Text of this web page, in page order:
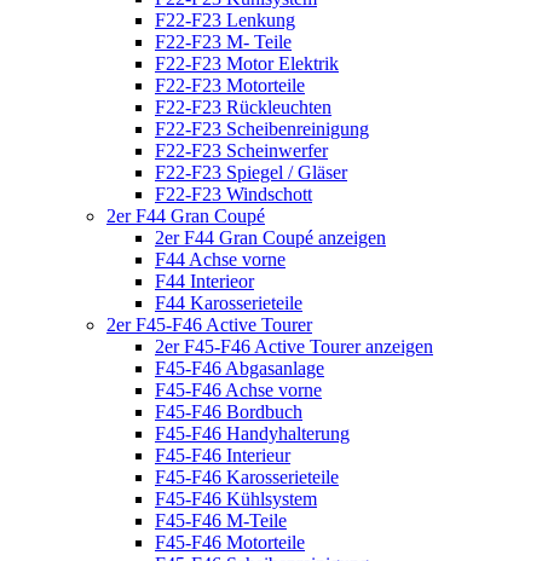
F22-F23 Lenkung
F22-F23 M- Teile
F22-F23 Motor Elektrik
F22-F23 Motorteile
F22-F23 Rückleuchten
F22-F23 Scheibenreinigung
F22-F23 Scheinwerfer
F22-F23 Spiegel / Gläser
F22-F23 Windschott
2er F44 Gran Coupé
2er F44 Gran Coupé anzeigen
F44 Achse vorne
F44 Interieor
F44 Karosserieteile
2er F45-F46 Active Tourer
2er F45-F46 Active Tourer anzeigen
F45-F46 Abgasanlage
F45-F46 Achse vorne
F45-F46 Bordbuch
F45-F46 Handyhalterung
F45-F46 Interieur
F45-F46 Karosserieteile
F45-F46 Kühlsystem
F45-F46 M-Teile
F45-F46 Motorteile